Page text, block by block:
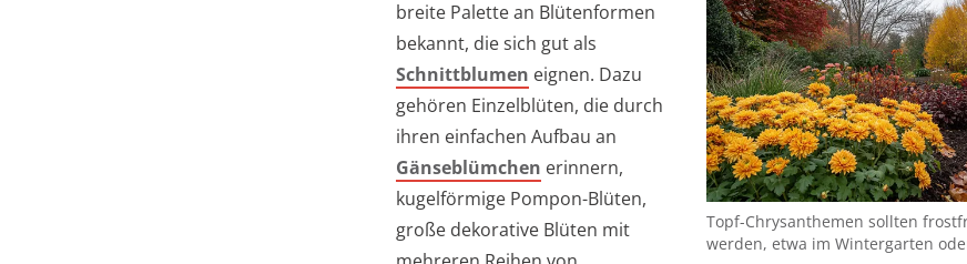
Topf-Chrysanthemen sollten
werden, etwa im Wintergarten
breite Palette an Blütenformen
bekannt, die sich gut als
Schnittblumen eignen. Dazu
gehören Einzelblüten, die durch
ihren einfachen Aufbau an
Gänseblümchen erinnern,
kugelförmige Pompon-Blüten,
große dekorative Blüten mit